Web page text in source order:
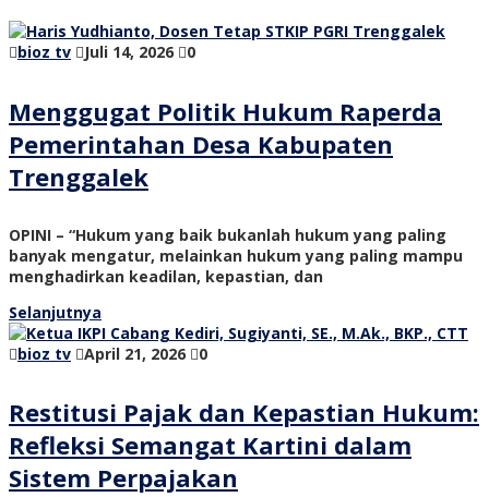
bioz tv Juli 14, 2026 0
Menggugat Politik Hukum Raperda
Pemerintahan Desa Kabupaten
Trenggalek
OPINI – “Hukum yang baik bukanlah hukum yang paling
banyak mengatur, melainkan hukum yang paling mampu
menghadirkan keadilan, kepastian, dan
Selanjutnya
bioz tv
April 21, 2026 0
Restitusi Pajak dan Kepastian Hukum:
Refleksi Semangat Kartini dalam
Sistem Perpajakan